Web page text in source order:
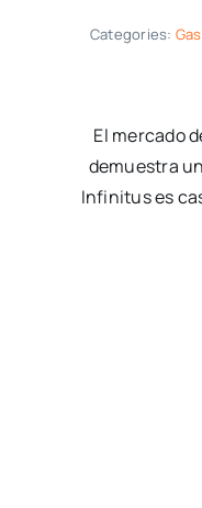
Categories:
El mercado
demuestra
Infinitus es